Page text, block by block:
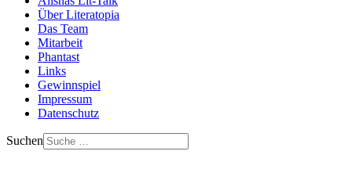
Über Literatopia
Das Team
Mitarbeit
Phantast
Links
Gewinnspiel
Impressum
Datenschutz
Suchen